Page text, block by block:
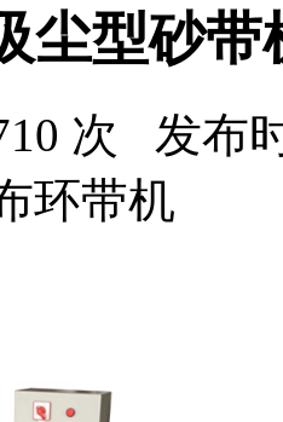
尘型砂
次 发布
环带机